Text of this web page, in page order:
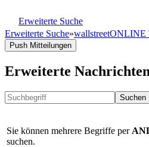
Erweiterte Suche
Erweiterte Suche»wallstreetONLINE
Push Mitteilungen
Erweiterte
Suchen
Sie können mehrere Begriffe per
suchen.